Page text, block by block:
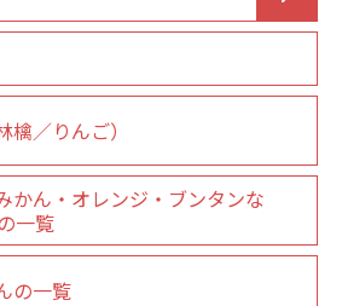
檎／りんご）
かん・オレンジ・ブンタンな
一覧
の一覧